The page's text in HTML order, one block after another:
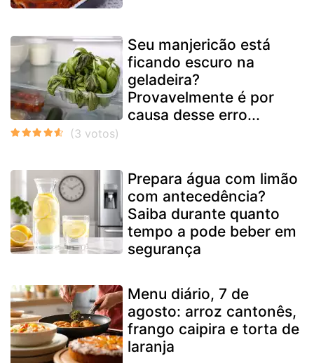
Seu manjericão está
ficando escuro na
geladeira?
Provavelmente é por
causa desse erro...
Prepara água com limão
com antecedência?
Saiba durante quanto
tempo a pode beber em
segurança
Menu diário, 7 de
agosto: arroz cantonês,
frango caipira e torta de
laranja